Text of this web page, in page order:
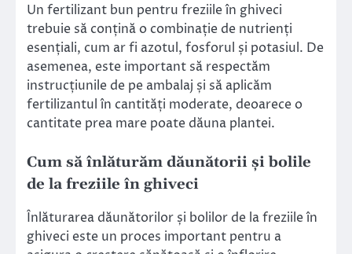
Un fertilizant bun pentru freziile în ghiveci
trebuie să conțină o combinație de nutrienți
esențiali, cum ar fi azotul, fosforul și potasiul. De
asemenea, este important să respectăm
instrucțiunile de pe ambalaj și să aplicăm
fertilizantul în cantități moderate, deoarece o
cantitate prea mare poate dăuna plantei.
Cum să înlăturăm dăunătorii și bolile
de la freziile în ghiveci
Înlăturarea dăunătorilor și bolilor de la freziile în
ghiveci este un proces important pentru a